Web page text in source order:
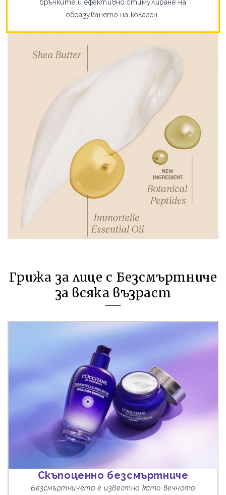
бръчките и ефективно стимулиране на
образуването на колаген.
Грижа за лице с Безсмъртниче
за всяка възраст
Скъпоценно безсмъртниче
Безсмъртничето е известно като вечното